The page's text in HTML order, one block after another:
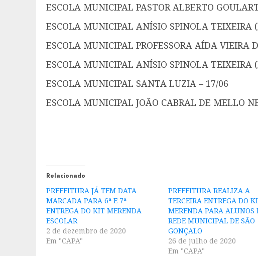
ESCOLA MUNICIPAL PASTOR ALBERTO
ESCOLA MUNICIPAL ANÍSIO SPINOLA TEIXEIRA
ESCOLA MUNICIPAL PROFESSORA AÍDA VIEIRA
ESCOLA MUNICIPAL ANÍSIO SPINOLA TEIXEIRA
ESCOLA MUNICIPAL SANTA LUZIA – 17/06
ESCOLA MUNICIPAL JOÃO CABRAL DE MELLO
Relacionado
PREFEITURA JÁ TEM DATA
MARCADA PARA 6ª E 7ª
ENTREGA DO KIT MERENDA
ESCOLAR
2 de dezembro de 2020
Em "CAPA"
PREFEITURA REALIZA A
TERCEIRA ENTREGA DO
MERENDA PARA ALUNOS
REDE MUNICIPAL DE SÃO
GONÇALO
26 de julho de 2020
Em "CAPA"